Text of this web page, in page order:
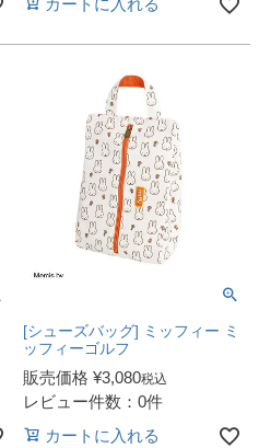
カートに入れる
[シューズバッグ] ミッフィー ミ
ッフィーゴルフ
販売価格 ¥3,080税込
レビュー件数：0件
カートに入れる